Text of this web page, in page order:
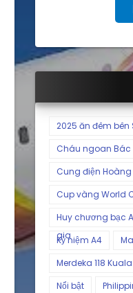
2025 ăn đêm bên
Cháu ngoan Bác
Cung điện
Cup vàng World
Huy chương bạc
gia
Kỷ niệm A4
Merdeka 118
Nổi bật